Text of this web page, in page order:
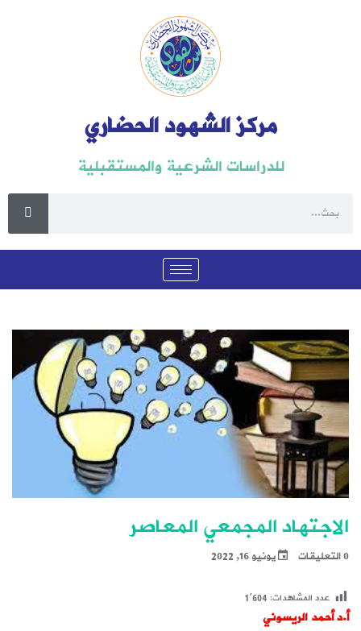
مركز الشهود الحضاري
للدراسات الشرعية والمستقبلية
الاجتهاد المجمعي المعاصر
0 التعليقات يونيو 16, 2022
عدد المشاهدات:1٬604
أ.د أحمد الريسوني